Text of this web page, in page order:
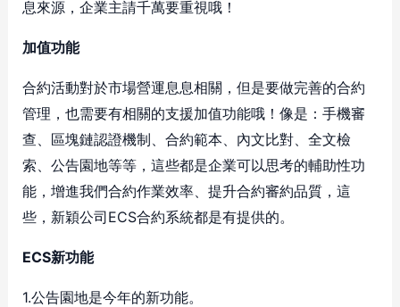
息來源，企業主請千萬要重視哦！
加值功能
合約活動對於市場營運息息相關，但是要做完善的合約
管理，也需要有相關的支援加值功能哦！像是：手機審
查、區塊鏈認證機制、合約範本、內文比對、全文檢
索、公告園地等等，這些都是企業可以思考的輔助性功
能，增進我們合約作業效率、提升合約審約品質，這
些，新穎公司ECS合約系統都是有提供的。
ECS新功能
1.公告園地是今年的新功能。